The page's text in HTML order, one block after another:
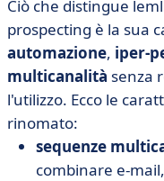
Ciò che distingue
prospecting è la sua
automazione, iper-
multicanalità senza
l'utilizzo. Ecco le
rinomato:
sequenze
combinare e-